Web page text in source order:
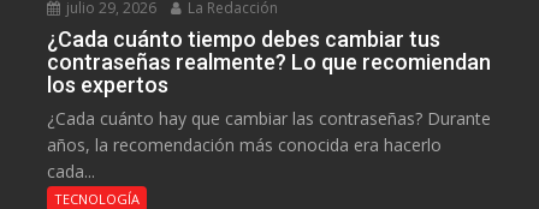
julio 29, 2026 La Redacción
¿Cada cuánto tiempo debes cambiar tus
contraseñas realmente? Lo que recomiendan
los expertos
¿Cada cuánto hay que cambiar las contraseñas? Durante
años, la recomendación más conocida era hacerlo
cada...
TECNOLOGÍA